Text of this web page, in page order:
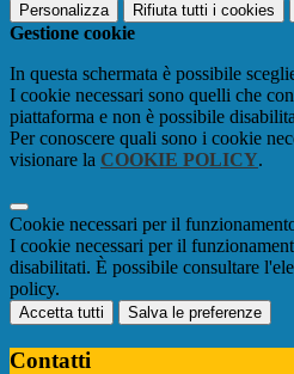
Personalizza Rifiuta tutti i cookies
Gestione cookie
In questa schermata è possibile
I cookie necessari sono quelli che
piattaforma e non è possibile
Per conoscere quali sono i cookie
visionare la COOKIE POLICY.
Cookie necessari per il
I cookie necessari per il
disabilitati. È possibile consultare
policy.
Accetta tutti Salva le preferenze
Contatti